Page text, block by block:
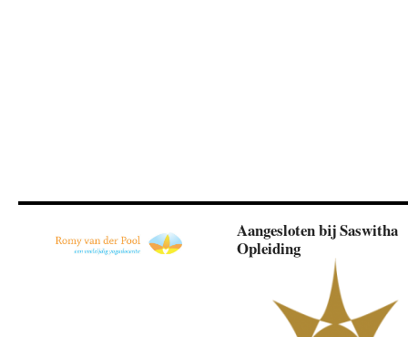
Aangesloten bij Saswitha
Opleiding